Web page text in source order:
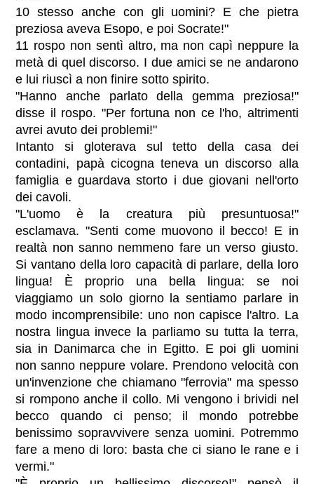
10 stesso anche con gli uomini? E che pietra
preziosa aveva Esopo, e poi Socrate!"
11 rospo non sentì altro, ma non capì neppure la
metà di quel discorso. I due amici se ne andarono
e lui riuscì a non finire sotto spirito.
"Hanno anche parlato della gemma preziosa!"
disse il rospo. "Per fortuna non ce l'ho, altrimenti
avrei avuto dei problemi!"
Intanto si gloterava sul tetto della casa dei
contadini, papà cicogna teneva un discorso alla
famiglia e guardava storto i due giovani nell'orto
dei cavoli.
"L'uomo è la creatura più presuntuosa!"
esclamava. "Senti come muovono il becco! E in
realtà non sanno nemmeno fare un verso giusto.
Si vantano della loro capacità di parlare, della loro
lingua! È proprio una bella lingua: se noi
viaggiamo un solo giorno la sentiamo parlare in
modo incomprensibile: uno non capisce l'altro. La
nostra lingua invece la parliamo su tutta la terra,
sia in Danimarca che in Egitto. E poi gli uomini
non sanno neppure volare. Prendono velocità con
un'invenzione che chiamano "ferrovia" ma spesso
si rompono anche il collo. Mi vengono i brividi nel
becco quando ci penso; il mondo potrebbe
benissimo sopravvivere senza uomini. Potremmo
fare a meno di loro: basta che ci siano le rane e i
vermi."